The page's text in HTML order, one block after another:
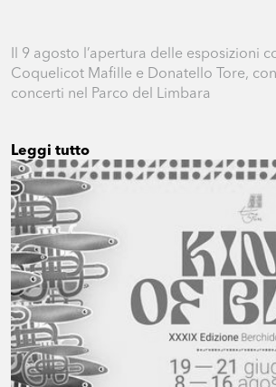
Il 9 agosto l’apertura delle esposizioni
Coquelicot Mafille e Donatello Tore,
concerti nel Parco del Limbara
Leggi tutto